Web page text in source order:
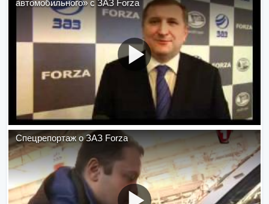
автомобильного» с ЗАЗ Forza
Спецрепортаж о ЗАЗ Forza